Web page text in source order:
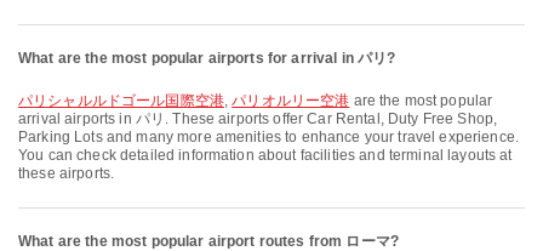
What are the most popular airports for arrival in パリ?
パリシャルルドゴール国際空港,パリオルリー空港 are the most popular
arrival airports in パリ. These airports offer Car Rental, Duty Free Shop,
Parking Lots and many more amenities to enhance your travel experience.
You can check detailed information about facilities and terminal layouts at
these airports.
What are the most popular airport routes from ローマ?